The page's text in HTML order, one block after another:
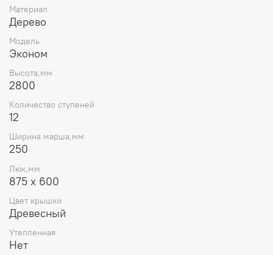
Материал
Дерево
Модель
Эконом
Высота,мм
2800
Количество ступеней
12
Ширина марша,мм
250
Люк,мм
875 х 600
Цвет крышки
Древесный
Утепленная
Нет